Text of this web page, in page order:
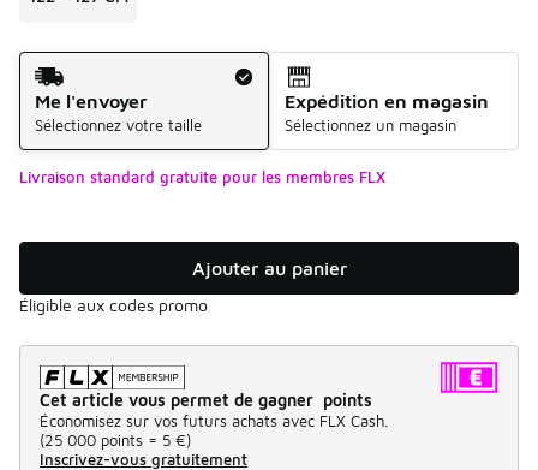
Mode d'expédition
Me l'envoyer
Sélectionnez votre taille
Expédition en magasin
Sélectionnez un magasin
Livraison standard gratuite pour les membres FLX
Ajouter au panier
Éligible aux codes promo
Cet article vous permet de gagner points
Économisez sur vos futurs achats avec FLX Cash.
(25 000 points = 5 €)
Inscrivez-vous gratuitement